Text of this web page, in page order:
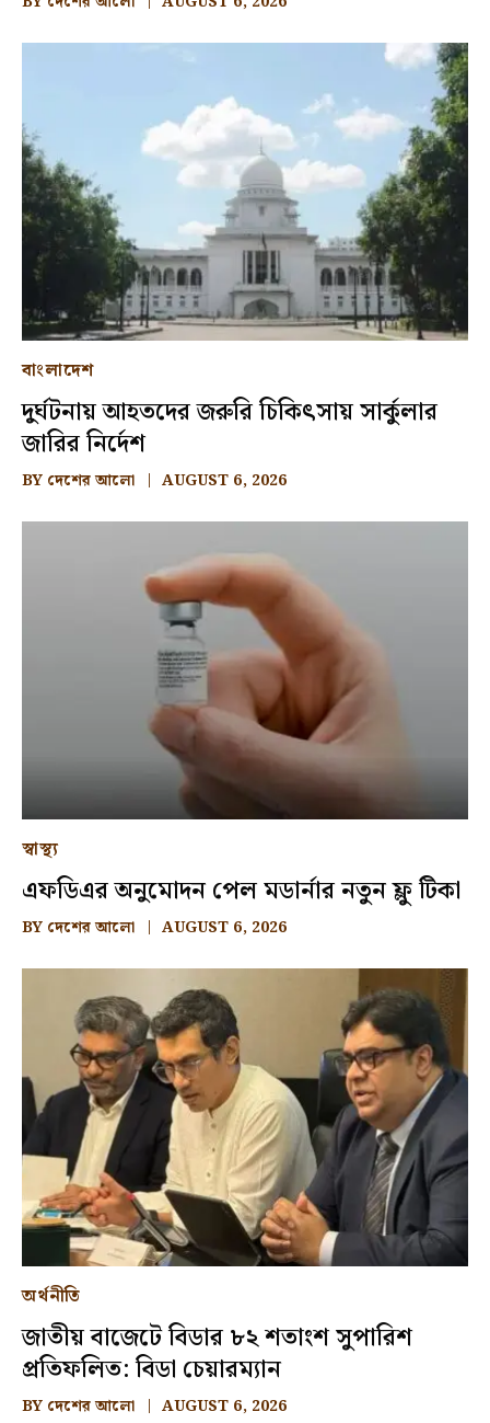
বাংলাদেশ
দুর্ঘটনায় আহতদের জরুরি চিকিৎসায় সার্কুলার
জারির নির্দেশ
BY দেশের আলো AUGUST 6, 2026
স্বাস্থ্য
এফডিএর অনুমোদন পেল মডার্নার নতুন ফ্লু টিকা
BY দেশের আলো AUGUST 6, 2026
অর্থনীতি
জাতীয় বাজেটে বিডার ৮২ শতাংশ সুপারিশ
প্রতিফলিত: বিডা চেয়ারম্যান
BY দেশের আলো AUGUST 6, 2026